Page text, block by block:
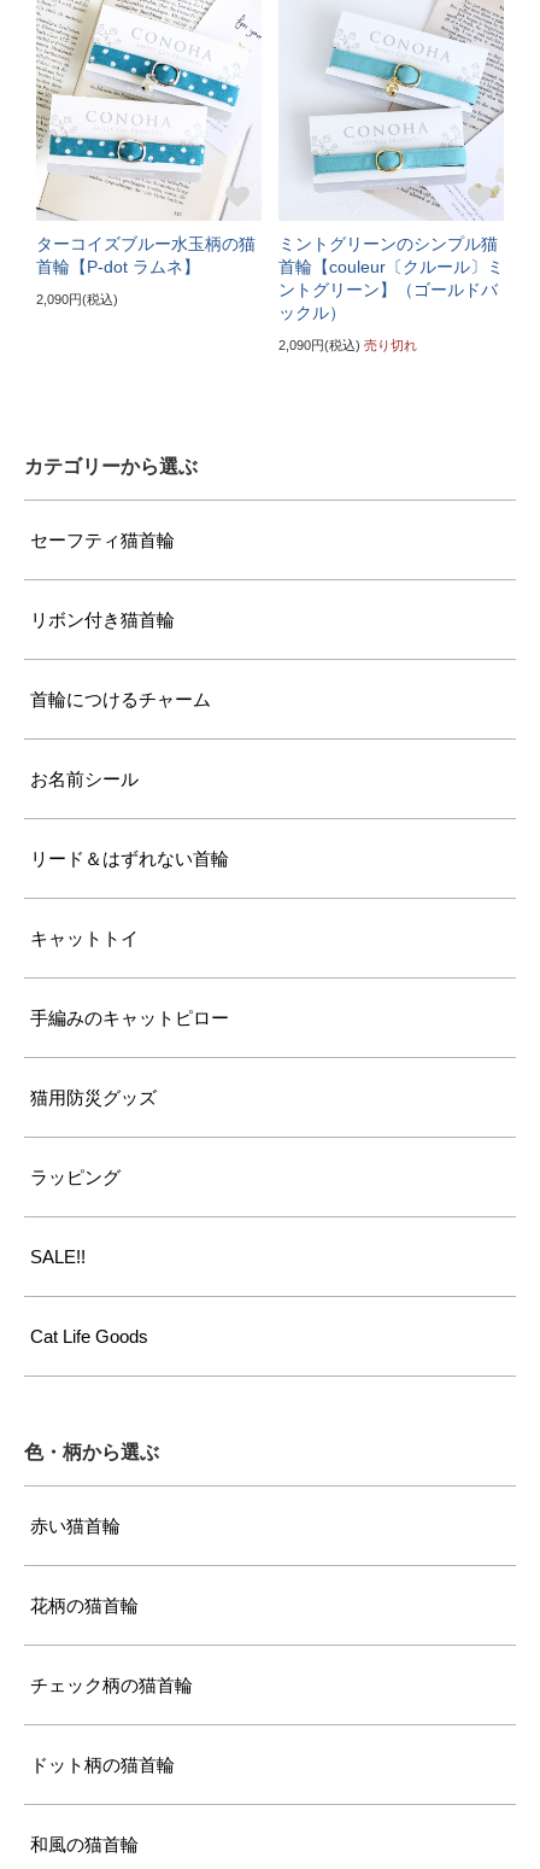
16～21cm
〔首輪サイズ〕
バックルで18～27cmに調節可能
〔サイズの目安〕
3～5kgの成猫
《特注》Lサイズ（+5cm）
〔ぴったり測った猫ちゃんの首まわり〕
22～24cm
5～6kgの大きめな成猫
《特注》LLサイズ（+10cm）
〔ぴったり測った猫ちゃんの首まわり〕
ターコイズブルー水玉柄の猫
首輪【P-dot ラムネ】
2,090円(税込)
ミントグリーンのシンプル猫
首輪【couleur〔クルール〕ミ
ントグリーン】（ゴールドバ
ックル）
2,090円(税込) 売り切れ
カテゴリーから選ぶ
セーフティ猫首輪
リボン付き猫首輪
首輪につけるチャーム
お名前シール
リード＆はずれない首輪
キャットトイ
手編みのキャットピロー
猫用防災グッズ
ラッピング
SALE!!
Cat Life Goods
色・柄から選ぶ
赤い猫首輪
花柄の猫首輪
チェック柄の猫首輪
ドット柄の猫首輪
和風の猫首輪